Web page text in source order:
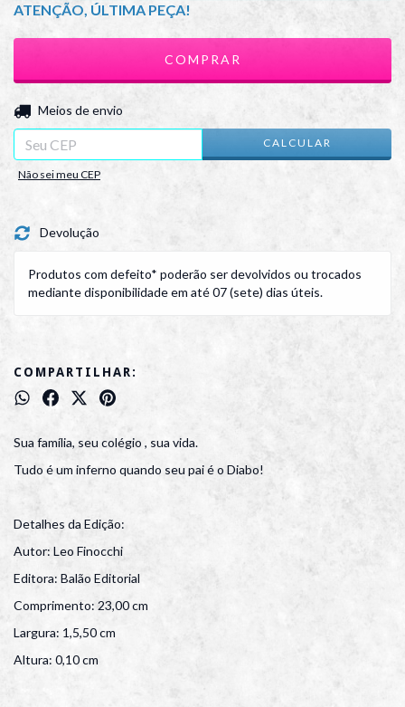
ATENÇÃO, ÚLTIMA PEÇA!
Entregas para o CEP:
Meios de envio
CALCULAR
Não sei meu CEP
Devolução
Produtos com defeito* poderão ser devolvidos ou trocados
mediante disponibilidade em até 07 (sete) dias úteis.
COMPARTILHAR:
Sua família, seu colégio , sua vida.
Tudo é um inferno quando seu pai é o Diabo!
Detalhes da Edição:
Autor: Leo Finocchi
Editora: Balão Editorial
Comprimento: 23,00 cm
Largura: 1,5,50 cm
Altura: 0,10 cm